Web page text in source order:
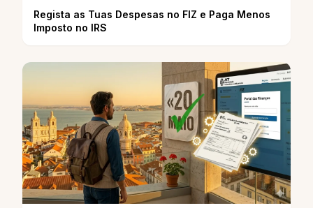
Regista as Tuas Despesas no FIZ e Paga Menos
Imposto no IRS